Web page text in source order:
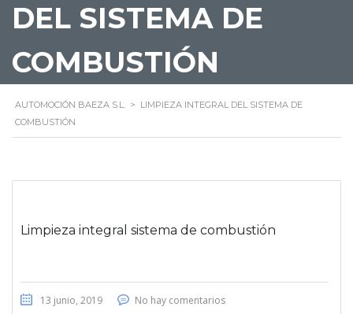
DEL SISTEMA DE
COMBUSTIÓN
AUTOMOCIÓN BAEZA S.L. > LIMPIEZA INTEGRAL DEL SISTEMA DE
COMBUSTIÓN
Limpieza integral sistema de combustión
13 junio, 2019 No hay comentarios